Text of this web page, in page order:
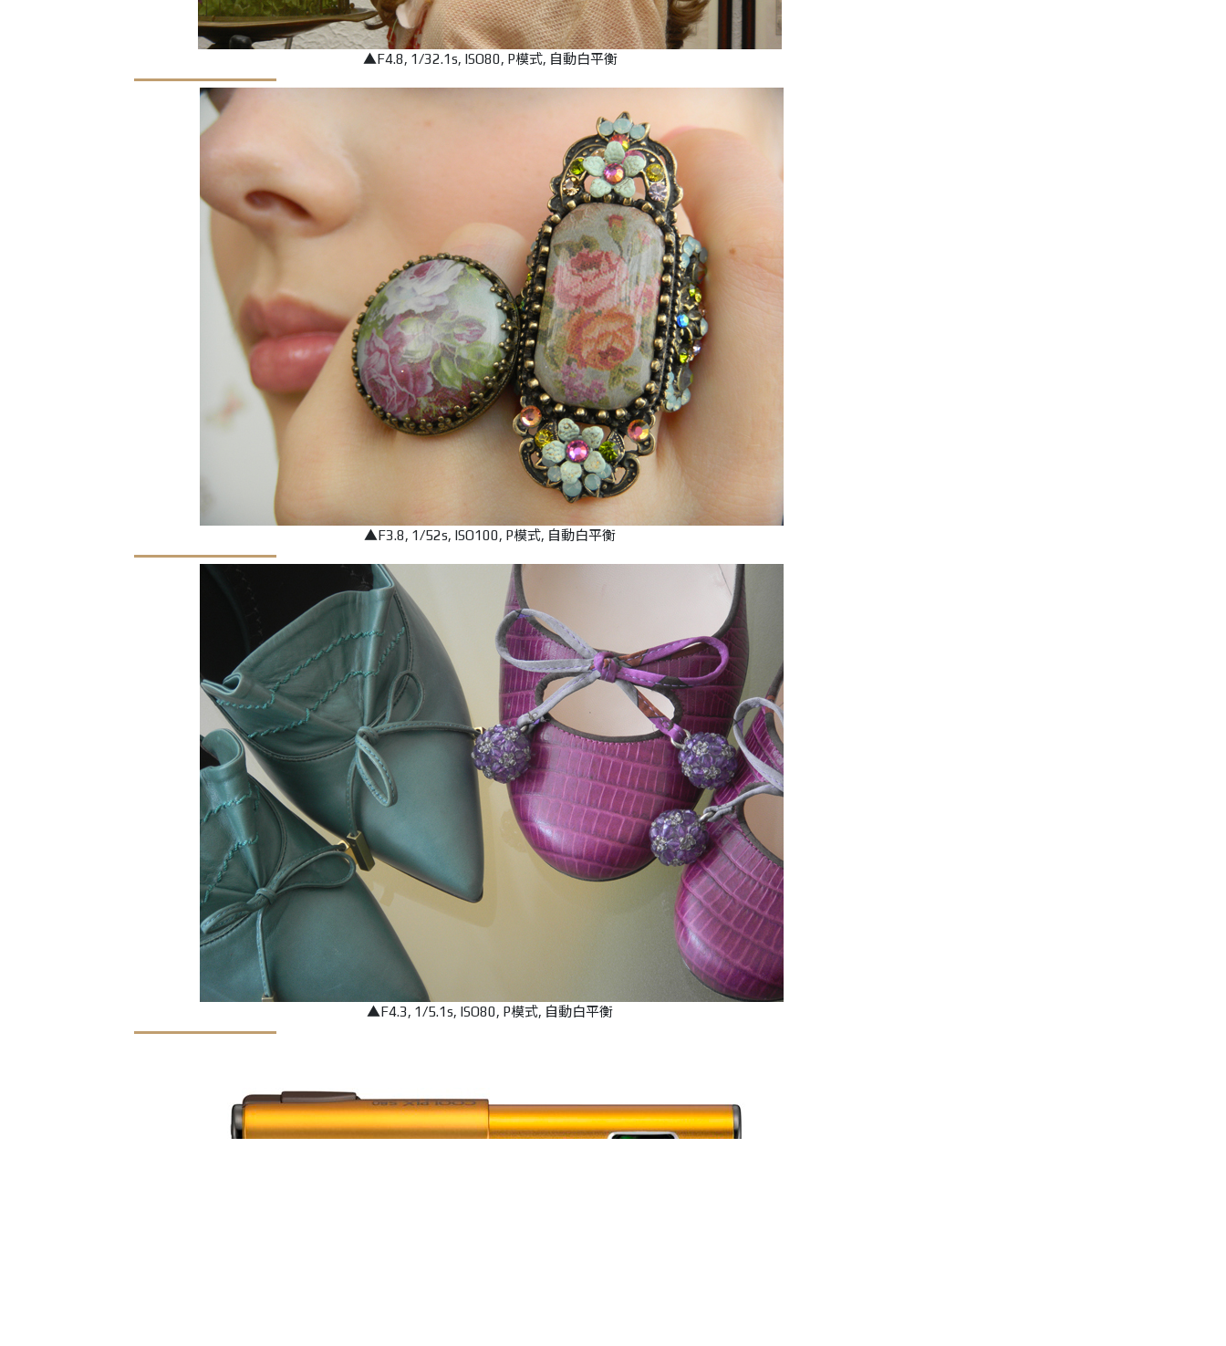
▲F4.8, 1/32.1s, ISO80, P模式, 自動白平衡
▲F3.8, 1/52s, ISO100, P模式, 自動白平衡
▲F4.3, 1/5.1s, ISO80, P模式, 自動白平衡